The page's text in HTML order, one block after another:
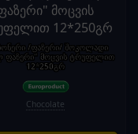
/ფაზერი/ შოკოლადი
ფაზერი" მოცვის ტრუფელით
12*250გრ
Chocolate